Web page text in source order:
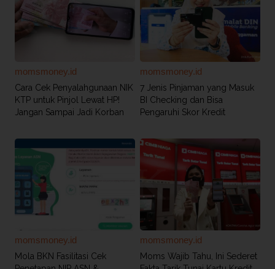
momsmoney.id
Cara Cek Penyalahgunaan NIK
KTP untuk Pinjol Lewat HP!
Jangan Sampai Jadi Korban
momsmoney.id
7 Jenis Pinjaman yang Masuk
BI Checking dan Bisa
Pengaruhi Skor Kredit
momsmoney.id
Mola BKN Fasilitasi Cek
momsmoney.id
Moms Wajib Tahu, Ini Sederet